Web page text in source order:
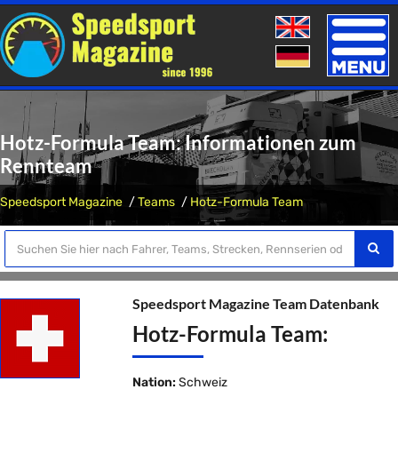
Toggle
Hotz-Formula Team: Informationen zum
Rennteam
Speedsport Magazine Teams Hotz-Formula Team
Speedsport Magazine Team Datenbank
Hotz-Formula Team:
Nation: Schweiz